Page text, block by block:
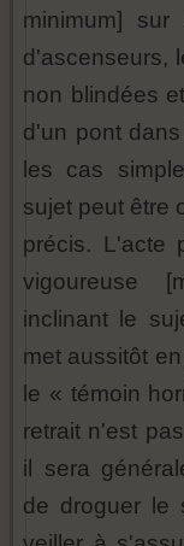
minimum]
d'ascenseurs,
non blindées
d'un pont
les cas
sujet peut être
précis. L'acte
vigoureuse
inclinant le
met aussitôt
le « témoin
retrait n'est
il sera
de droguer le